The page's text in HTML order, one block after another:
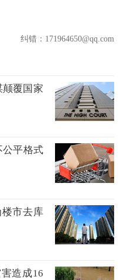
纠错：171964650@qq.com
颠覆国家
公平格式
市去库
造成16